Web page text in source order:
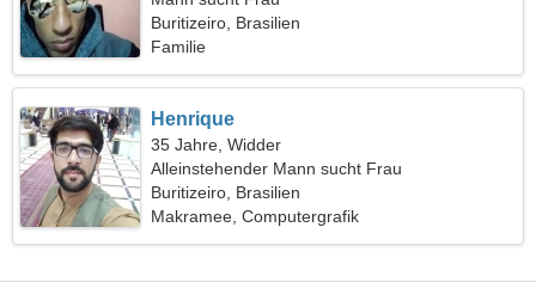
Buritizeiro, Brasilien
Familie
Henrique
35 Jahre, Widder
Alleinstehender Mann sucht Frau
Buritizeiro, Brasilien
Makramee, Computergrafik